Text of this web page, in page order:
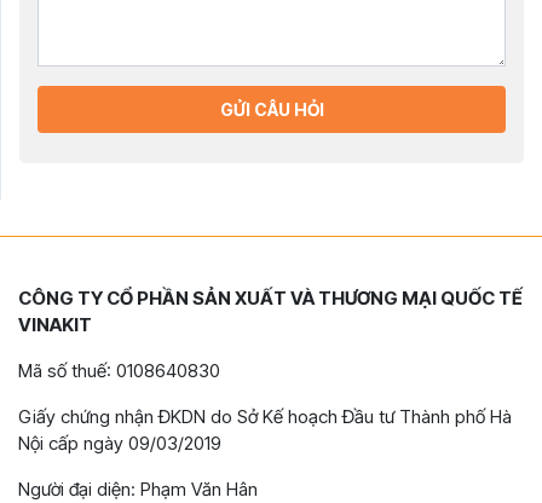
GỬI CÂU HỎI
CÔNG TY CỔ PHẦN SẢN XUẤT VÀ THƯƠNG MẠI QUỐC TẾ
VINAKIT
Mã số thuế: 0108640830
Giấy chứng nhận ĐKDN do Sở Kế hoạch Đầu tư Thành phố Hà
Nội cấp ngày 09/03/2019
Người đại diện: Phạm Văn Hân